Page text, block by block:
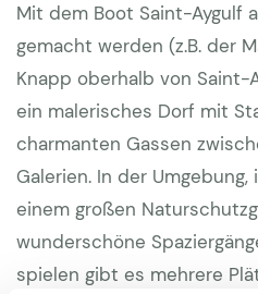
Mit dem Boot Saint-Aygulf
gemacht werden (z.B. der
Knapp oberhalb von Saint-
ein malerisches Dorf mit
charmanten Gassen
Galerien. In der
einem großen
wunderschöne
spielen gibt es mehrere